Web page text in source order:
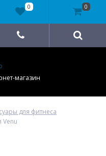
магазин
для фитнеса
Venu
0 0